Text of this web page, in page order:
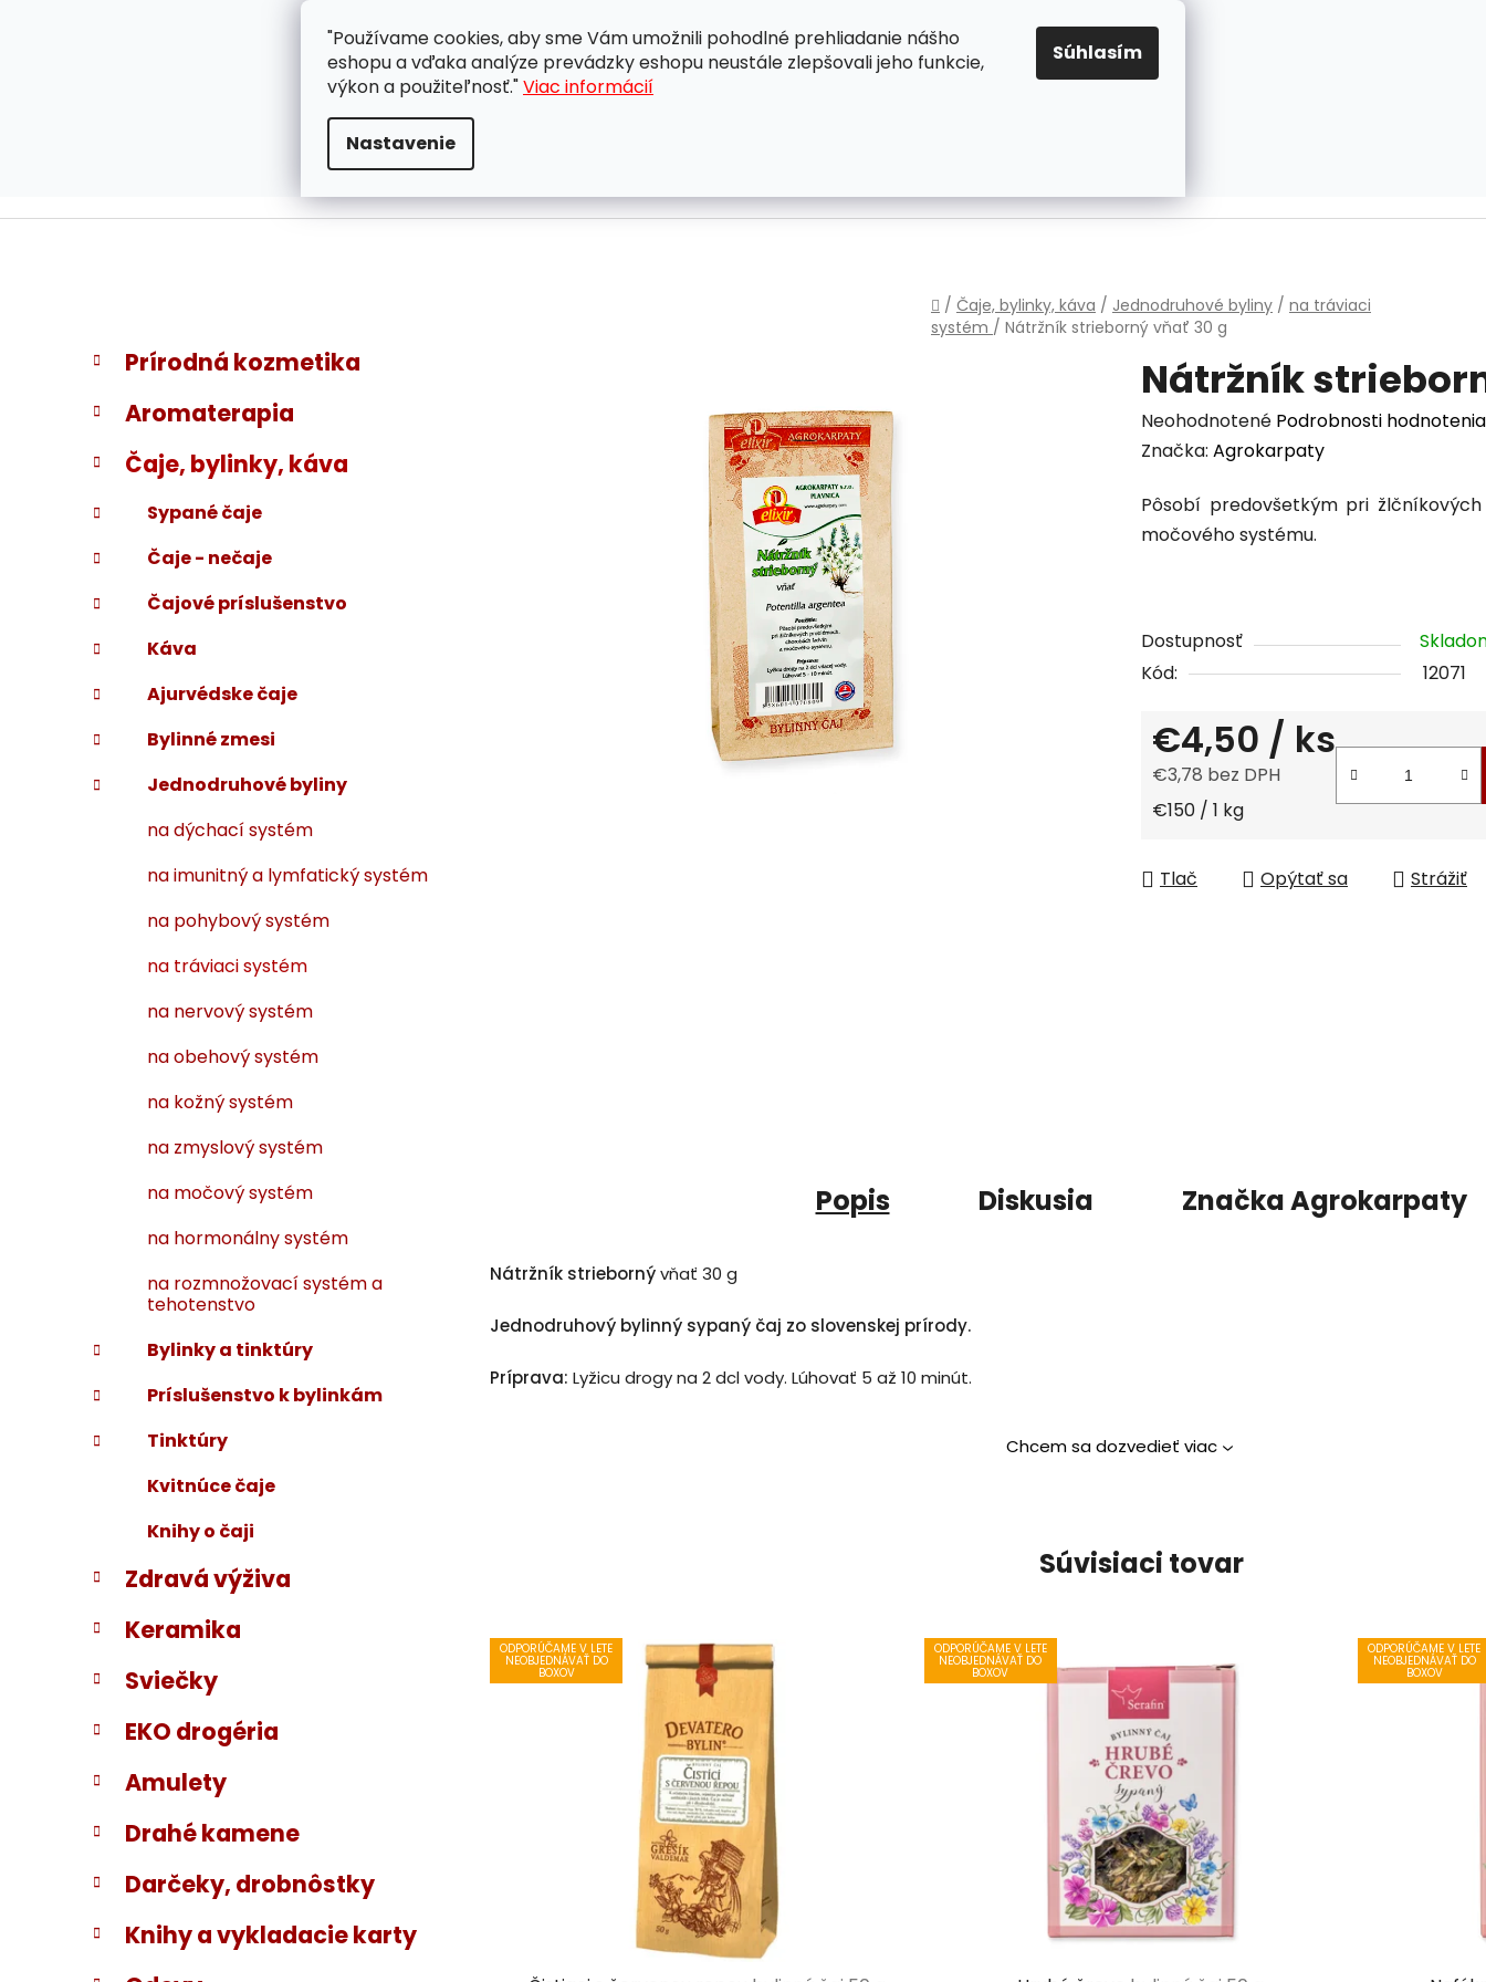
"Používame cookies, aby sme Vám umožnili pohodlné prehliadanie nášho
eshopu a vďaka analýze prevádzky eshopu neustále zlepšovali jeho funkcie,
výkon a použiteľnosť."Viac informácií
Nastavenie
Súhlasím
ZÁKAZNÍCKA PODPORA OBCHODNÉ PODMIENKY OCHRANA OSOBNÝCH ÚDAJOV PRAVIDLÁ PRE COOKIES
EUR
Domov
/ Čaje, bylinky, káva / Jednodruhové byliny / na tráviaci
systém / Nátržník strieborný vňať 30 g
B
č
ý
a
n
l
Preskočiť
kategórie
K
a
t
e
ó
i
Prírodná kozmetika
Aromaterapia
Čaje, bylinky, káva
Sypané čaje
Čaje - nečaje
Čajové príslušenstvo
Káva
Ajurvédske čaje
Bylinné zmesi
Jednodruhové byliny
na dýchací systém
na imunitný a lymfatický systém
na pohybový systém
na tráviaci systém
na nervový systém
na obehový systém
na kožný systém
na zmyslový systém
na močový systém
na hormonálny systém
na rozmnožovací systém a
tehotenstvo
Bylinky a tinktúry
Príslušenstvo k bylinkám
Tinktúry
Kvitnúce čaje
Knihy o čaji
Zdravá výživa
Keramika
Sviečky
EKO drogéria
Amulety
Drahé kamene
Darčeky, drobnôstky
Knihy a vykladacie karty
Nátržník
Priemerné
hodnotenie
je
0,0
hviezdičiek.
Neohodnotené Podrobnosti hodnotenia
Značka: Agrokarpaty
Pôsobí predovšetkým pri
močového systému.
Dostupnosť
Kód:
12071
€4,50 / ks
€3,78 bez DPH
Jednotková cena:
€150 / 1 kg
Tlač Opýtať sa Strážiť
Popis Diskusia ZnačkaAgrokarpaty
Nátržník striebornývňať 30 g
Jednodruhový bylinný sypaný čaj zo slovenskej prírody.
Príprava: Lyžicu drogy na 2 dcl vody. Lúhovať 5 až 10 minút.
Chcem sa dozvedieť viac
Súvisiaci tovar
ODPORÚČAME V LETE
NEOBJEDNÁVAŤ DO
BOXOV
ODPORÚČAME V LETE
NEOBJEDNÁVAŤ DO
BOXOV
ODPORÚČAME V LETE
NEOBJEDNÁVAŤ DO
BOXOV